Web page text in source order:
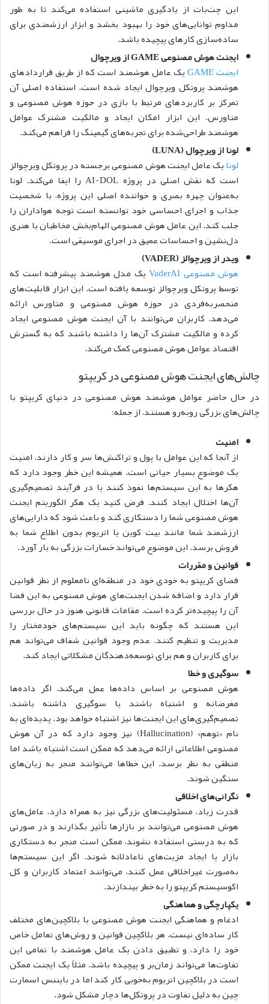
این چت‌بات از یادگیری ماشینی استفاده می‌کند تا به طور
مداوم توانایی‌های خود را بهبود بخشد و ابزار ارزشمندی برای
ساده‌سازی کارهای پیچیده باشد.
ایجنت هوش مصنوعی GAME از ویرچوال
ایجنت GAME
یک عامل هوشمند است که از طریققراردادهای
هوشمند پروتکل ویرچوال ایجاد شده است. استفاده اصلی آن
تمرکز بر کاربردهای مرتبط با بازی در حوزه هوش مصنوعی و
متاورس. این ابزار امکان ایجاد و مالکیت مشترک عوامل
هوشمند طراحی‌شده برای تجربه‌های گیمینگ را فراهم می‌کند.
لونا از ویرچوال (LUNA)
لونایک عامل ایجنت هوش مصنوعی برجسته در پروتکل ویرچوالز
است که نقش اصلی در پروژه AI-DOL را ایفا می‌کند. لونا
به‌عنوان چهره بصری و خواننده اصلی این پروژه، با شخصیت
جذاب و اجرای احساسی خود توانسته است توجه هواداران را
جلب کند. این عامل هوش مصنوعی الهام‌بخش مخاطبان با هنری
دل‌نشین و احساسات عمیق در اجرای موسیقی است.
ویدر از ویرچوالز (VADER)
هوش مصنوعی VaderAI
یک مدل هوشمند پیشرفته است که
توسط پروتکل ویرچوالز توسعه یافته است. این ابزار قابلیت‌های
منحصربه‌فردی در حوزه هوش مصنوعی و متاورس ارائه
می‌دهد. کاربران می‌توانند با آن ایجنت هوش مصنوعی ایجاد
کرده و مالکیت مشترک آن‌ها را داشته باشند که به گسترش
اقتصاد عوامل هوش مصنوعی کمک می‌کند.
چالش‌های ایجنت هوش مصنوعی در کریپتو
در حال حاضر عوامل هوشمند هوش مصنوعی در دنیای کریپتو با
چالش‌های بزرگی روبه‌رو هستند، از جمله:
امنیت
از آنجا که این عوامل با پول و تراکنش‌ها سر و کار دارند، امنیت
یک موضوع بسیار حیاتی است. همیشه این خطر وجود دارد که
هکرها به این سیستم‌ها نفوذ کنند یا در فرآیند تصمیم‌گیری
آن‌ها اختلال ایجاد کنند. فرض کنید یک هکر الگوریتم ایجنت
هوش مصنوعی شما را دستکاری کند و باعث شود که دارایی‌های
ارزشمند شما مانند بیت کوین یا اتریوم بدون اطلاع شما به
فروش برسد. این موضوع می‌تواند خسارات بزرگی به بار آورد.
قوانین و مقررات
فضای کریپتو به خودی خود در منطقه‌ای نامعلوم از نظر قوانین
قرار دارد و اضافه شدن ایجنت‌های هوش مصنوعی به این فضا
آن را پیچیده‌تر کرده است. مقامات قانونی هنوز در حال بررسی
این هستند که چگونه باید این سیستم‌های خودمختار را
مدیریت و تنظیم کنند. عدم وجود قوانین شفاف می‌تواند هم
برای کاربران و هم برای توسعه‌دهندگان مشکلاتی ایجاد کند.
سوگیری و خطا
هوش مصنوعی بر اساس داده‌ها عمل می‌کند. اگر داده‌ها
مغرضانه و اشتباه باشند یا سوگیری داشته باشند،
تصمیم‌گیری‌های این ایجنت‌ها نیز اشتباه خواهد بود.پدیده‌ای به
نام «توهم» (Hallucination) نیز وجود دارد که در آن هوش
مصنوعی اطلاعاتی ارائه می‌دهد که ممکن است اشتباه باشد اما
منطقی به نظر برسد. این خطاها می‌توانند منجر به زیان‌های
سنگین شوند.
نگرانی‌های اخلاقی
قدرت زیاد، مسئولیت‌های بزرگی نیز به همراه دارد. عامل‌های
هوش مصنوعی می‌توانند بر بازارها تأثیر بگذارند و در صورتی
که به درستی استفاده نشوند، ممکن است منجر به دستکاری
بازار یا ایجاد مزیت‌های ناعادلانه شوند. اگر این سیستم‌ها
به‌صورت غیراخلاقی عمل کنند، می‌توانند اعتماد کاربران و کل
اکوسیستم کریپتو را به خطر بیندازند.
یکپارچگی و هماهنگی
ادغام و هماهنگی ایجنت هوش مصنوعی با بلاکچین‌های مختلف
کار ساده‌ای نیست. هر بلاکچین قوانین و روش‌های تعامل خاص
خود را دارد، و تطبیق دادن یک عامل هوشمند با تمامی این
تفاوت‌ها می‌تواند زمان‌بر و پیچیده باشد. مثلاً یک ایجنت ممکن
است در بلاکچین اتریوم به‌خوبی کار کند اما در بایننس اسمارت
چین به دلیل تفاوت در پروتکل‌ها دچار مشکل شود.